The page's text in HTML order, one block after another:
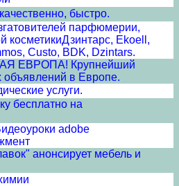
быстро.
парфюмерии,
косметикиДзинтарс, Ekoell,
Custo, BDK, Dzintars.
ЕВРОПА! Крупнейший
объявлений в Европе.
услуги.
бесплатно на
adobe
анонсирует мебель и